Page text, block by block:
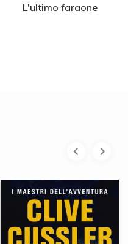
L'ultimo faraone